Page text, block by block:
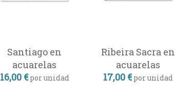
Santiago en
acuarelas
16,00 € por unidad
Ribeira Sacra en
acuarelas
17,00 € por unidad